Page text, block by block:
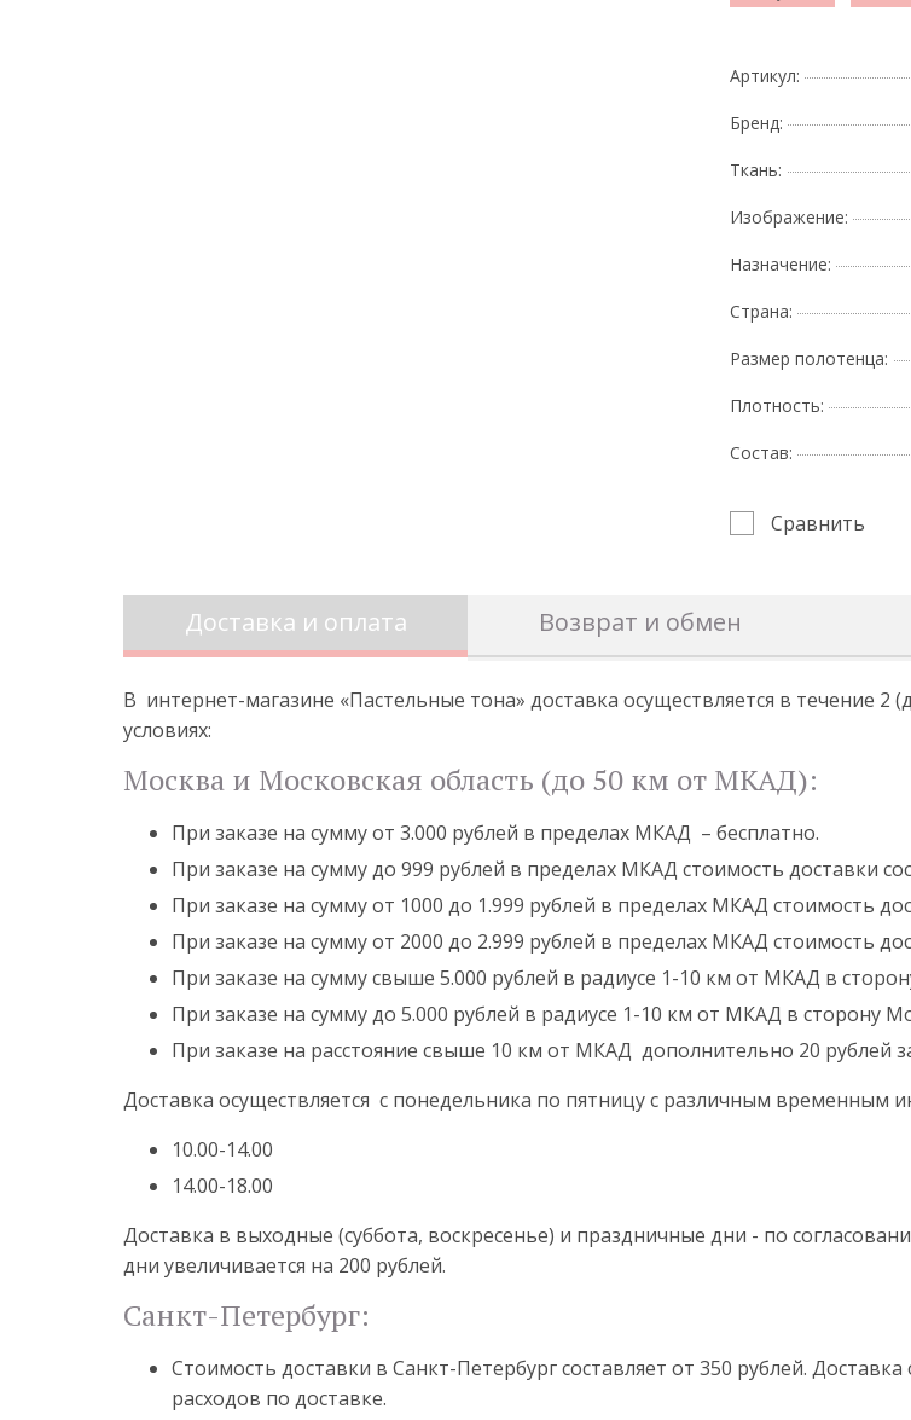
Артикул:
Бренд:
Ткань:
Изображение:
Назначение:
Страна:
Размер полотенца:
Плотность:
Состав:
Сравнить
Доставка и оплата Возврат и обмен
В интернет-магазине «Пастельные тона» доставка осуществляется в течение
условиях:
Москва и Московская область (до 50 км от МКАД):
При заказе на сумму от 3.000 рублей в пределах МКАД – бесплатно.
При заказе на сумму до 999 рублей в пределах МКАД стоимость доставки
При заказе на сумму от 1000 до 1.999 рублей в пределах МКАД стоимость
При заказе на сумму от 2000 до 2.999 рублей в пределах МКАД стоимость
При заказе на сумму свыше 5.000 рублей в радиусе 1-10 км от МКАД в
При заказе на сумму до 5.000 рублей в радиусе 1-10 км от МКАД в сторону
При заказе на расстояние свыше 10 км от МКАД дополнительно 20 рублей
Доставка осуществляется с понедельника по пятницу с различным
10.00-14.00
14.00-18.00
Доставка в выходные (суббота, воскресенье) и праздничные дни - по
дни увеличивается на 200 рублей.
Санкт-Петербург:
Стоимость доставки в Санкт-Петербург составляет от 350 рублей.
расходов по доставке.